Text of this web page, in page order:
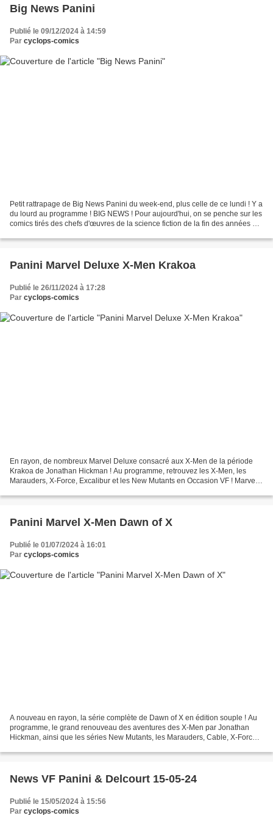
Big News Panini
Publié le 09/12/2024 à 14:59
Par cyclops-comics
Petit rattrapage de Big News Panini du week-end, plus celle de ce lundi ! Y a
du lourd au programme ! BIG NEWS ! Pour aujourd'hui, on se penche sur les
comics tirés des chefs d'œuvres de la science fiction de la fin des années 70
Panini Marvel Deluxe X-Men Krakoa
Publié le 26/11/2024 à 17:28
Par cyclops-comics
En rayon, de nombreux Marvel Deluxe consacré aux X-Men de la période
Krakoa de Jonathan Hickman ! Au programme, retrouvez les X-Men, les
Marauders, X-Force, Excalibur et les New Mutants en Occasion VF ! Marvel
Panini Marvel X-Men Dawn of X
Publié le 01/07/2024 à 16:01
Par cyclops-comics
A nouveau en rayon, la série complète de Dawn of X en édition souple ! Au
programme, le grand renouveau des aventures des X-Men par Jonathan
Hickman, ainsi que les séries New Mutants, les Marauders, Cable, X-Force,
News VF Panini & Delcourt 15-05-24
Publié le 15/05/2024 à 15:56
Par cyclops-comics